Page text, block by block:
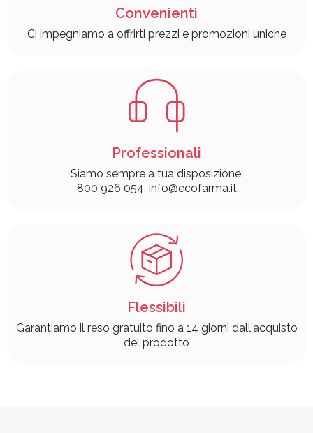
Convenienti
Ci impegniamo a offrirti prezzi e promozioni uniche
Professionali
Siamo sempre a tua disposizione:
800 926 054, info@ecofarma.it
Flessibili
Garantiamo il reso gratuito fino a 14 giorni dall'acquisto
del prodotto